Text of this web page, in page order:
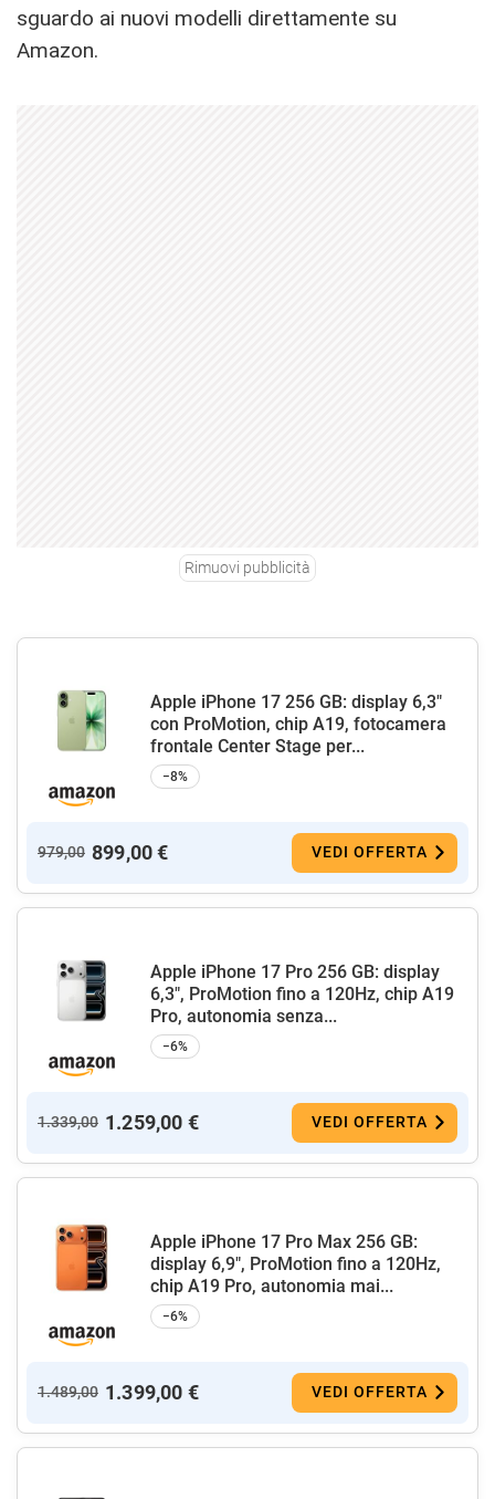
sguardo ai nuovi modelli direttamente su
Amazon.
Rimuovi pubblicità
Apple iPhone 17 256 GB: display 6,3"
con ProMotion, chip A19, fotocamera
frontale Center Stage per...
−8%
979,00 899,00 € VEDI OFFERTA
Apple iPhone 17 Pro 256 GB: display
6,3", ProMotion fino a 120Hz, chip A19
Pro, autonomia senza...
−6%
1.339,00 1.259,00 € VEDI OFFERTA
Apple iPhone 17 Pro Max 256 GB:
display 6,9", ProMotion fino a 120Hz,
chip A19 Pro, autonomia mai...
−6%
1.489,00 1.399,00 € VEDI OFFERTA